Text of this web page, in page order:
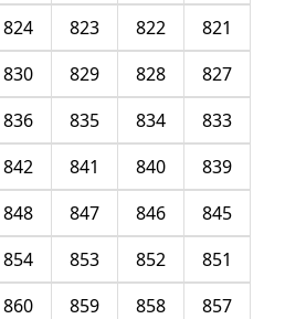
821
822
823
824
827
828
829
830
833
834
835
836
839
840
841
842
845
846
847
848
851
852
853
854
857
858
859
860